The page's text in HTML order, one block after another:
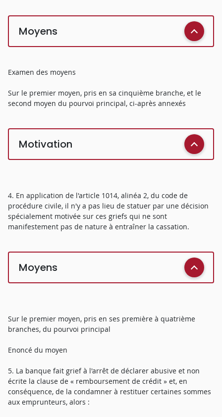
Moyens
Examen des moyens
Sur le premier moyen, pris en sa cinquième branche, et le
second moyen du pourvoi principal, ci-après annexés
Motivation
4. En application de l'article 1014, alinéa 2, du code de
procédure civile, il n'y a pas lieu de statuer par une décision
spécialement motivée sur ces griefs qui ne sont
manifestement pas de nature à entraîner la cassation.
Moyens
Sur le premier moyen, pris en ses première à quatrième
branches, du pourvoi principal
Enoncé du moyen
5. La banque fait grief à l'arrêt de déclarer abusive et non
écrite la clause de « remboursement de crédit » et, en
conséquence, de la condamner à restituer certaines sommes
aux emprunteurs, alors :